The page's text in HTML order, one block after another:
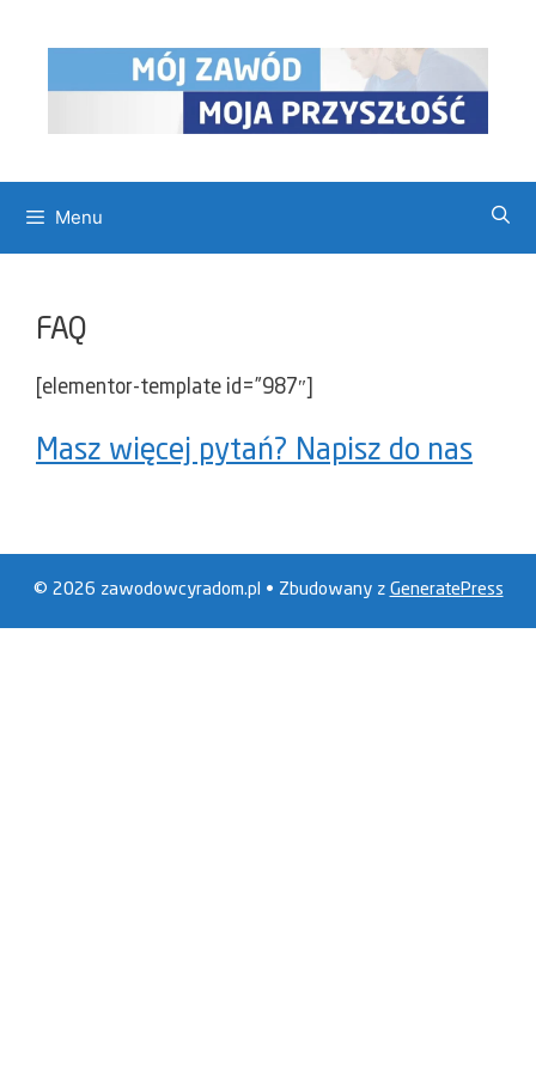
Menu
FAQ
[elementor-template id=”987″]
Masz więcej pytań? Napisz do nas
© 2026 zawodowcyradom.pl • Zbudowany z GeneratePress